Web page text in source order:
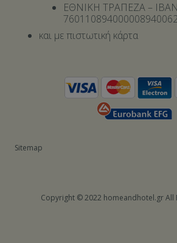
ΕΘΝΙΚΗ ΤΡΑΠΕΖΑ –
και με πιστωτική κάρτα
Sitemap
Copyright © 2022 homeandhotel.gr All